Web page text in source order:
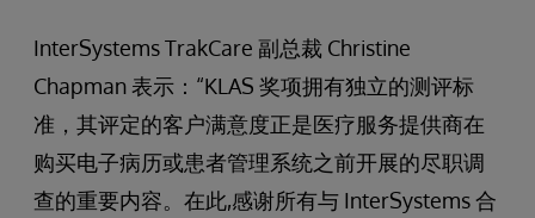
InterSystems TrakCare 副总裁 Christine
Chapman 表示：“KLAS 奖项拥有独立的测评标
准，其评定的客户满意度正是医疗服务提供商在
购买电子病历或患者管理系统之前开展的尽职调
查的重要内容。在此,感谢所有与 InterSystems 合